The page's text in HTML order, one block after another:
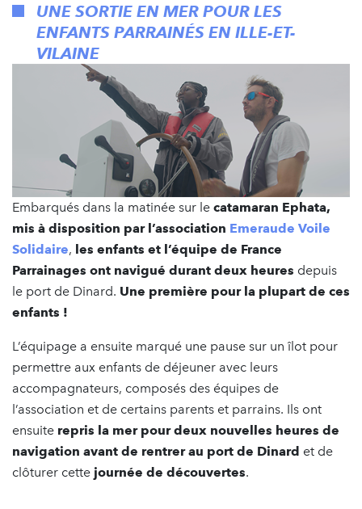
UNE SORTIE EN MER POUR LES
ENFANTS PARRAINÉS EN ILLE-ET-
VILAINE
Embarqués dans la matinée sur le catamaran Ephata,
mis à disposition par l’association Emeraude Voile
Solidaire, les enfants et l’équipe de France
Parrainages ont navigué durant deux heures depuis
le port de Dinard. Une première pour la plupart de ces
enfants !
L’équipage a ensuite marqué une pause sur un îlot pour
permettre aux enfants de déjeuner avec leurs
accompagnateurs, composés des équipes de
l’association et de certains parents et parrains. Ils ont
ensuite repris la mer pour deux nouvelles heures de
navigation avant de rentrer au port de Dinard et de
clôturer cette journée de découvertes.